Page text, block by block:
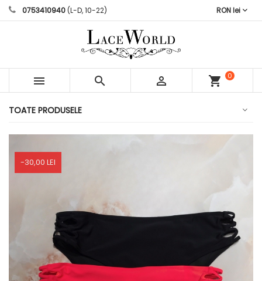
0753410940(L-D, 10-22) RON lei
   shopping_cart
0
TOATE PRODUSELE
-30,00 LEI